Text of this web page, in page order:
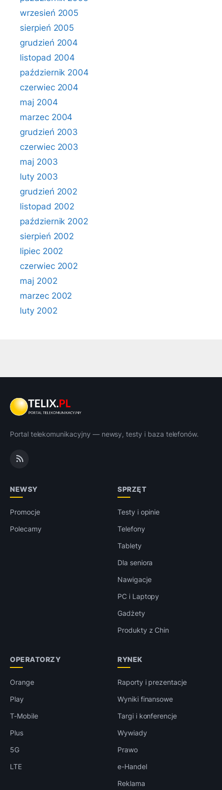
wrzesień 2005
sierpień 2005
grudzień 2004
listopad 2004
październik 2004
czerwiec 2004
maj 2004
marzec 2004
grudzień 2003
czerwiec 2003
maj 2003
luty 2003
grudzień 2002
listopad 2002
październik 2002
sierpień 2002
lipiec 2002
czerwiec 2002
maj 2002
marzec 2002
luty 2002
Portal telekomunikacyjny — newsy, testy i baza telefonów.
NEWSY
Promocje
Polecamy
SPRZĘT
Testy i opinie
Telefony
Tablety
Dla seniora
Nawigacje
PC i Laptopy
Gadżety
Produkty z Chin
OPERATORZY
Orange
Play
T-Mobile
Plus
5G
LTE
RYNEK
Raporty i prezentacje
Wyniki finansowe
Targi i konferencje
Wywiady
Prawo
e-Handel
Reklama